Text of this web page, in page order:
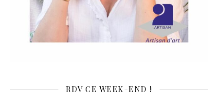
RDV CE WEEK-END !